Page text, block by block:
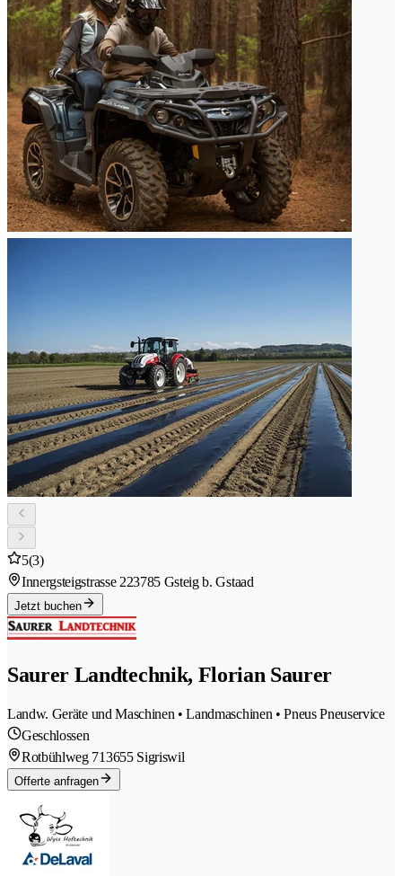
5(3)
Innergsteigstrasse 223785 Gsteig b. Gstaad
Jetzt buchen
Saurer Landtechnik, Florian Saurer
Landw. Geräte und Maschinen • Landmaschinen • Pneus Pneuservice
Geschlossen
Rotbühlweg 713655 Sigriswil
Offerte anfragen